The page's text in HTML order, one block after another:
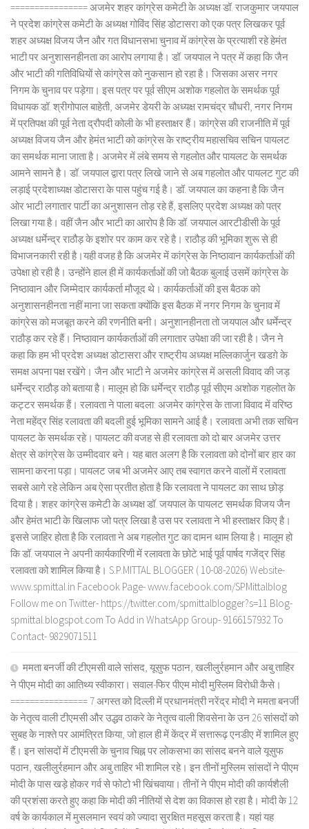
================ अजमेर शहर कांग्रेस कमेटी के अध्यक्ष डॉ. राजकुमार जयपाल
ने प्रदेश कांग्रेस कमेटी के अध्यक्ष गोविंद सिंह डोटासरा को एक पत्र लिखकर पूर्व
शहर अध्यक्ष विजय जैन और गत विधानसभा चुनाव में कांग्रेस के प्रत्याशी रहे हेमंत
भाटी पर अनुशासनहीनता का आरोप लगाया है। डॉ. जयपाल ने पत्र में कहा कि जैन
और भाटी की गतिविधियों से कांग्रेस को नुकसान हो रहा है। जिसका असर नगर
निगम के चुनाव पर पड़ेगा। इस पत्र पर पूर्व सीएम अशोक गहलोत के समर्थक पूर्व
विधायक डॉ. श्रीगोपाल बाहेती, अजमेर डेयरी के अध्यक्ष रामचंद्र चौधरी, नगर निगम
में प्रतिपक्ष की पूर्व नेता द्रौपदी कोली के भी हस्ताक्षर हैं। कांग्रेस की राजनीति में पूर्व
अध्यक्ष विजय जैन और हेमंत भाटी को कांग्रेस के राष्ट्रीय महासचिव सचिन पायलट
का समर्थक माना जाता है। अजमेर में लंबे समय से गहलोत और पायलट के समर्थक
आमने सामने है। डॉ. जयपाल द्वारा पत्र लिखे जाने से अब गहलोत और पायलट गुट की
लड़ाई प्रदेशाध्यक्ष डोटासरा के पास पहुंच गई है। डॉ. जयपाल का कहना है कि जैन
ओर भाटी लगातार पार्टी का अनुशासन तोड़ रहे हैं, इसलिए प्रदेश अध्यक्ष को पत्र
लिखा गया है। वहीं जैन और भाटी का आरोप है कि डॉ. जयपाल आरटीडीसी के पूर्व
अध्यक्ष धर्मेन्द्र राठौड़ के इशोर पर काम कर रहे है। राठौड़ की भूमिका शुरू से ही
विभाजनकारी रही है।यही वजह है कि अजमेर में कांग्रेस के निष्ठावान कार्यकर्ताओं की
उपेक्षा हो रही है। उन्होंने हाल ही में कार्यकर्ताओं की जो बैठक बुलाई उसमें कांग्रेस के
निष्ठावान और जिम्मेदार कार्यकर्ता मौजूद थे। कार्यकर्ताओं की इस बैठक को
अनुशासनहीनता नहीं माना जा सकता क्योंकि इस बैठक में नगर निगम के चुनाव में
कांग्रेस को मजबूत करने की रणनीति बनी। अनुशानहीनता तो जयपाल और धर्मेन्द्र
राठौड़ कर रहे हैं। निष्ठावान कार्यकर्ताओं की लगातार उपेक्षा की जा रही है। जैन ने
कहा कि हम भी प्रदेश अध्यक्ष डोटासरा और राष्ट्रीय अध्यक्ष मल्लिकार्जुन खडग़े के
समक्ष अपना पक्ष रखेंगे। जैन और भाटी ने अजमेर कांग्रेस में असली विवाद की जड़
धर्मेन्द्र राठौड़ को बताया है। मालूम हो कि धर्मेन्द्र राठौड़ पूर्व सीएम अशोक गहलोत के
कट्टर समर्थक हैं। रलावता ने पाला बदला: अजमेर कांग्रेस के ताजा विवाद में वरिष्ठ
नेता महेंद्र सिंह रलावता की बदली हुई भूमिका सामने आई है। रलावता अभी तक सचिन
पायलट के समर्थक रहे। पायलट की वजह से ही रलावता को दो बार अजमेर उत्तर
क्षेत्र से कांग्रेस के उम्मीदवार बने। यह बात अलग है कि रलावता को दोनों बार हार का
सामना करना पड़ा। पायलट जब भी अजमेर आए तब स्वागत करने वालों में रलावता
सबसे आगे रहे लेकिन अब ऐसा प्रतीत होता है कि रलावता ने पायलट का साथ छोड़
दिया है। शहर कांग्रेस कमेटी के अध्यक्ष डॉ. जयपाल के पायलट समर्थक विजय जैन
और हेमंत भाटी के खिलाफ जो पत्र लिखा है उस पर रलावता ने भी हस्ताक्षर किए है।
इससे जाहिर होता है कि रलावता ने अब गहलोत गुट का दामन थाम लिया है। मालूम हो
कि डॉ. जयपाल ने अपनी कार्यकारिणी में रलावता के छोटे भाई पूर्व पार्षद गजेंद्र सिंह
रलावता को शामिल किया है। S.P.MITTAL BLOGGER ( 10-08-2026) Website-
www.spmittal.in Facebook Page- www.facebook.com/SPMittalblog
Follow me on Twitter- https://twitter.com/spmittalblogger?s=11 Blog-
spmittal.blogspot.com To Add in WhatsApp Group- 9166157932 To
Contact- 9829071511
ममता बनर्जी की टीएमसी वाले सांसद, यूसुफ पठान, खलीलुर्रहमान और अबु ताहिर
ने पीएम मोदी का आतिथ्य स्वीकारा। सवाल-फिर पीएम मोदी मुस्लिम विरोधी कैसे।
================ 7 अगस्त को दिल्ली में प्रधानमंत्री नरेंद्र मोदी ने ममता बनर्जी
के नेतृत्व वाली टीएमसी और उद्धव ठाकरे के नेतृत्व वाली शिवसेना के उन 26 सांसदों को
सुबह के नाश्ते पर आमंत्रित किया, जो हाल ही में केंद्र में सत्तारूढ़ एनडीए में शामिल हुए
हैं। इन सांसदों में टीएमसी के चुनाव चिह्न पर लोकसभा का सांसद बनने वाले यूसुफ
पठान, खलीलुर्रहमान और अबु ताहिर भी शामिल रहे। इन तीनों मुस्लिम सांसदों ने पीएम
मोदी के पास खड़े होकर गर्व से फोटो भी खिंचवाया। तीनों ने पीएम मोदी की कार्यशैली
की प्रशंसा करते हुए कहा कि मोदी की नीतियों से देश का विकास हो रहा है। मोदी के 12
वर्ष के कार्यकाल में मुसलमान स्वयं को ज्यादा सुरक्षित महसूस करता है। यहां यह